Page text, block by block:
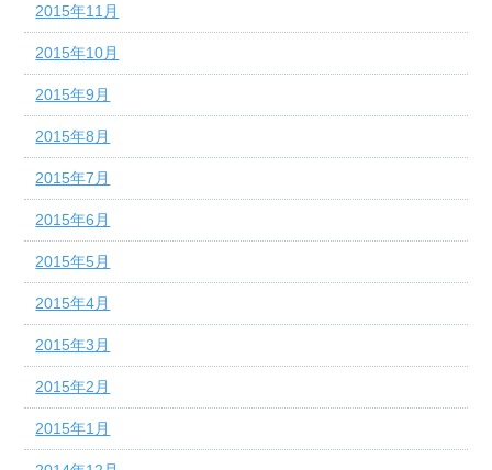
2015年11月
2015年10月
2015年9月
2015年8月
2015年7月
2015年6月
2015年5月
2015年4月
2015年3月
2015年2月
2015年1月